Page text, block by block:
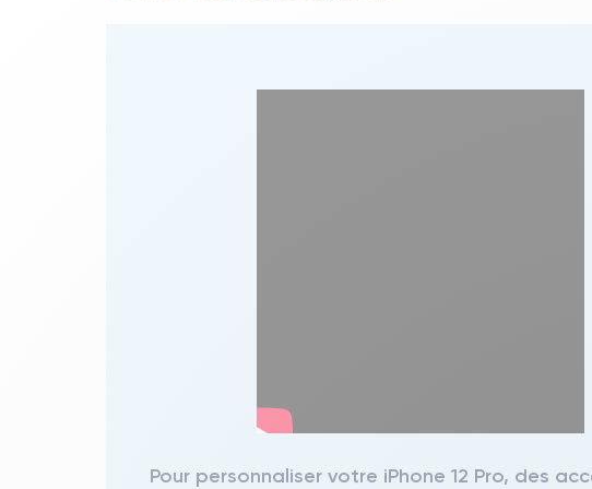
Pour personnaliser votre iPhone 12 Pro, des